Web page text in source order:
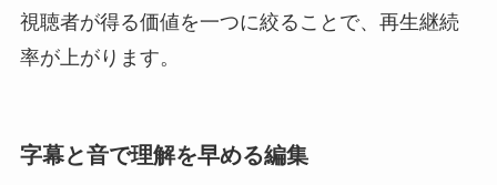
視聴者が得る価値を一つに絞ることで、再生継続
率が上がります。
字幕と音で理解を早める編集